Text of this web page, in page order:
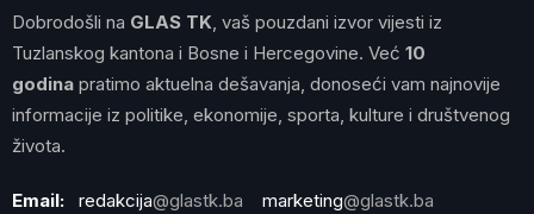
Dobrodošli na GLAS TK, vaš pouzdani izvor vijesti iz
Tuzlanskog kantona i Bosne i Hercegovine. Već 10
godina pratimo aktuelna dešavanja, donoseći vam najnovije
informacije iz politike, ekonomije, sporta, kulture i društvenog
života.
Email: redakcija@glastk.ba marketing@glastk.ba